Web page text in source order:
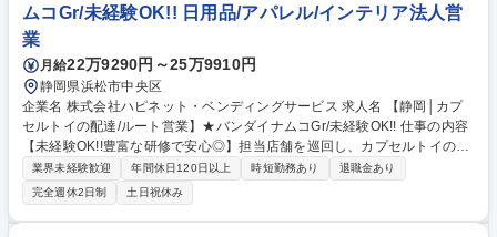
ムコGr/未経験OK!! 日用品/アパレル/インテリア法人営
業
月給22万9290円～25万9910円
静岡県浜松市中央区
企業名 株式会社ハピネット・ベンディングサービス 求人名 【静岡│カプ
セルトイの配達/ルート営業】★バンダイナムコGr/未経験OK!! 仕事の内容
【未経験OK!!豊富な研修で安心◎】担当店舗を巡回し、カプセルトイの補
充・メンテナンス・売上金回収を担当。店舗ごとの消化状況を予測しなが
ら、品切れの無いように毎日巡店しながら商品補充をしていただきます。
【具体的には】担当エリア内の複数店舗を毎日巡回し、カプセルトイの補
充作業や売上金の回収、自販機の清掃や故障対応を行います。各店舗の消
業界未経験歓迎 年間休日120日以上 時短勤務あり
退職金あり
完全週休2日制
土日祝休み